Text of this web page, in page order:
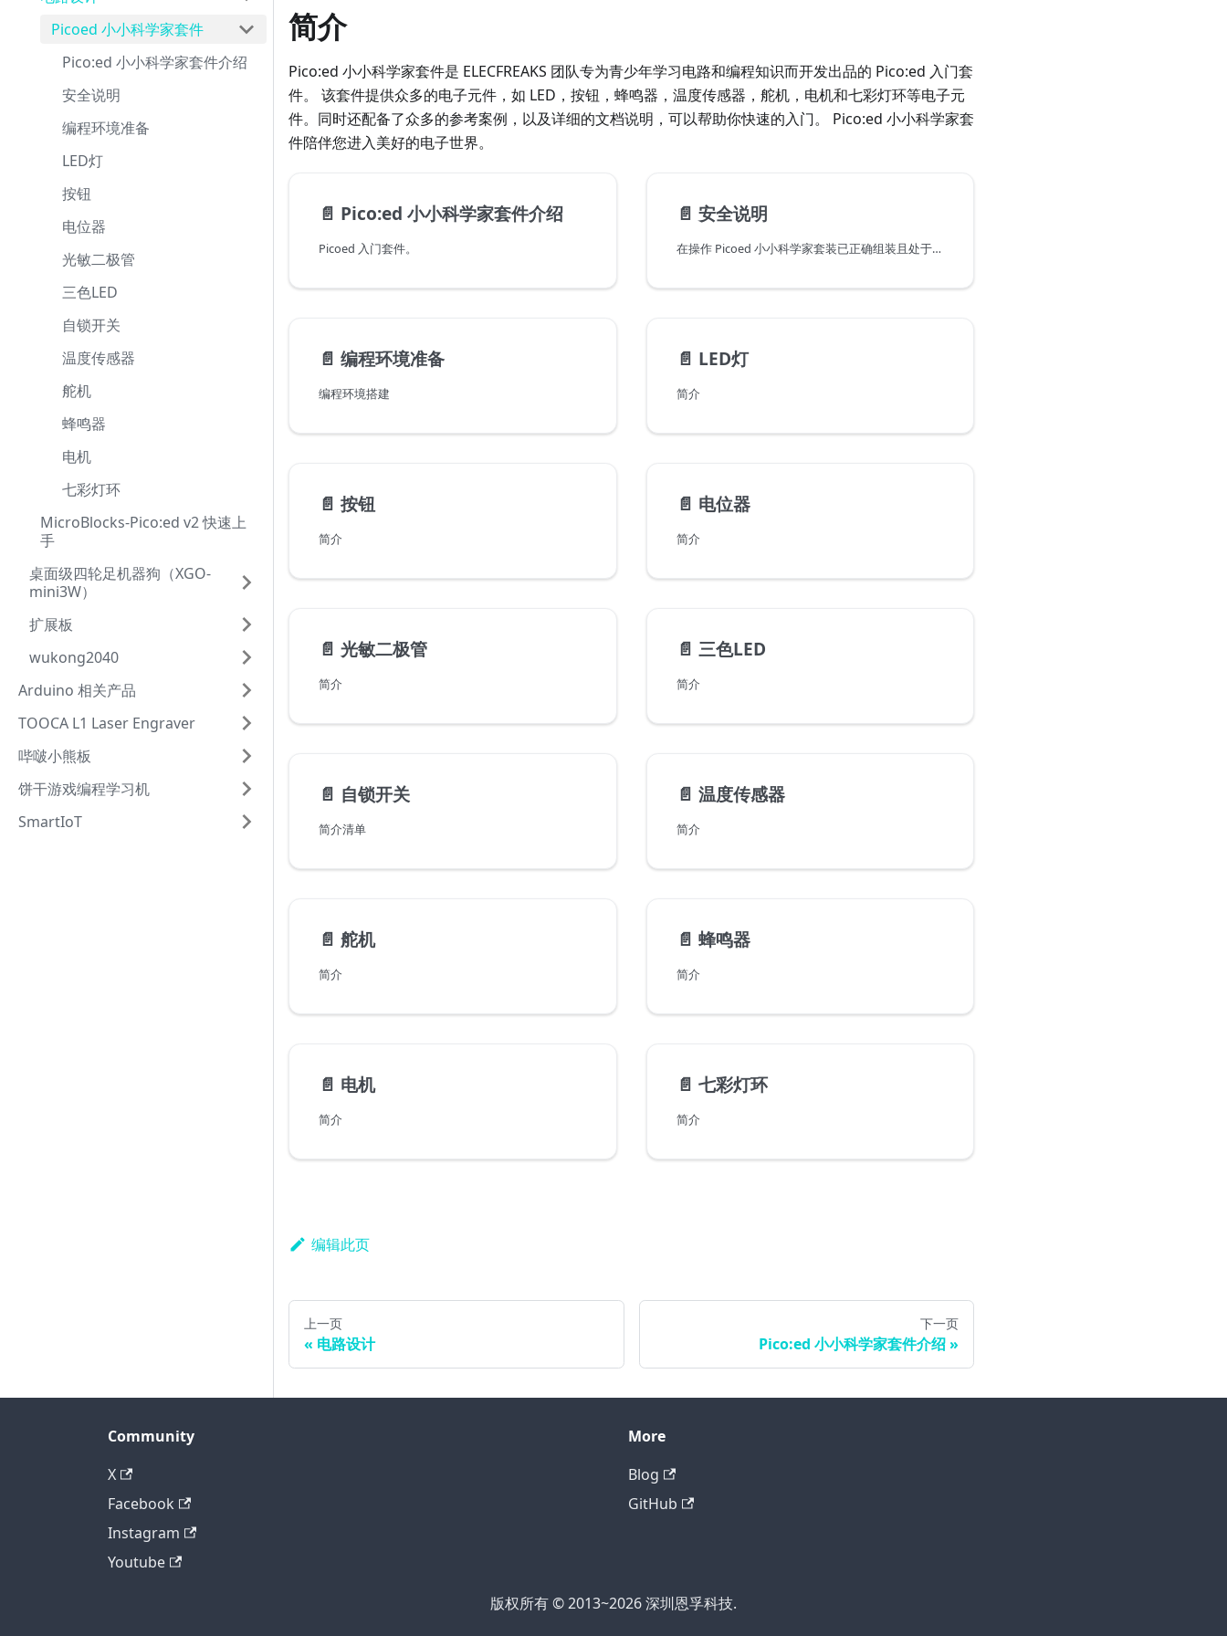
Picoed 小小科学家套件
Pico:ed 小小科学家套件介绍
安全说明
编程环境准备
LED灯
按钮
电位器
光敏二极管
三色LED
自锁开关
温度传感器
舵机
蜂鸣器
电机
七彩灯环
MicroBlocks-Pico:ed v2 快速上
手
桌面级四轮足机器狗（XGO-
mini3W）
扩展板
wukong2040
Arduino 相关产品
TOOCA L1 Laser Engraver
哔啵小熊板
饼干游戏编程学习机
SmartIoT
简介
Pico:ed 小小科学家套件是 ELECFREAKS 团队专为青少年学习电路和编程知识而开发出品的 Pico:ed 入门套
件。 该套件提供众多的电子元件，如 LED，按钮，蜂鸣器，温度传感器，舵机，电机和七彩灯环等电子元
件。同时还配备了众多的参考案例，以及详细的文档说明，可以帮助你快速的入门。 Pico:ed 小小科学家套
件陪伴您进入美好的电子世界。
📄️ Pico:ed 小小科学家套件介绍
Picoed 入门套件。
📄️ 安全说明
在操作 Picoed 小小科学家套装已正确组装且处于正常工作状态。
📄️ 编程环境准备
编程环境搭建
📄️ LED灯
简介
📄️ 按钮
简介
📄️ 电位器
简介
📄️ 光敏二极管
简介
📄️ 三色LED
简介
📄️ 自锁开关
简介清单
📄️ 温度传感器
简介
📄️ 舵机
简介
📄️ 蜂鸣器
简介
📄️ 电机
简介
📄️ 七彩灯环
简介
编辑此页
上一页
电路设计
下一页
Pico:ed 小小科学家套件介绍
Community
X
Facebook
Instagram
Youtube
More
Blog
GitHub
版权所有 © 2013~2026 深圳恩孚科技.